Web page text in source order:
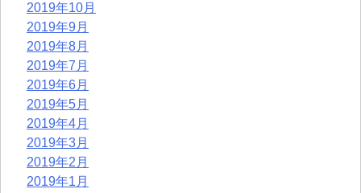
2019年10月
2019年9月
2019年8月
2019年7月
2019年6月
2019年5月
2019年4月
2019年3月
2019年2月
2019年1月